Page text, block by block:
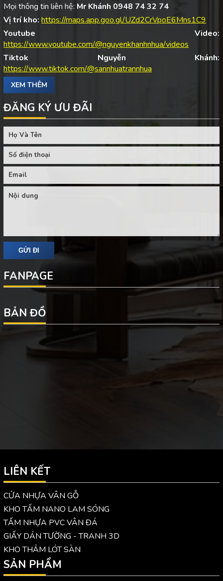
Mọi thông tin liên hệ: Mr Khánh 0948 74 32 74
Vị trí kho: https://maps.app.goo.gl/UZd2CrVpoE6Mns1C9
Youtube Video:
https://www.youtube.com/@nguyenkhanhnhua/videos
Tiktok Nguyễn Khánh:
https://www.tiktok.com/@sannhuatrannhua
XEM THÊM
ĐĂNG KÝ ƯU ĐÃI
FANPAGE
BẢN ĐỒ
LIÊN KẾT
CỬA NHỰA VÂN GỖ
KHO TẤM NANO LAM SÓNG
TẤM NHỰA PVC VÂN ĐÁ
GIẤY DÁN TƯỜNG - TRANH 3D
KHO THẢM LÓT SÀN
SẢN PHẨM